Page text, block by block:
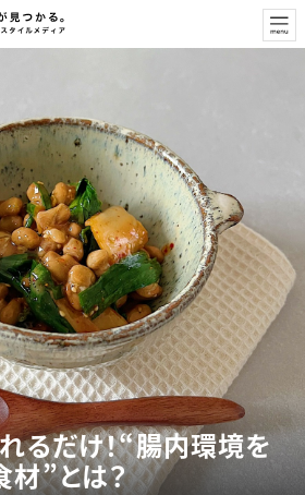
るだけ！“腸内環境を
材”とは？